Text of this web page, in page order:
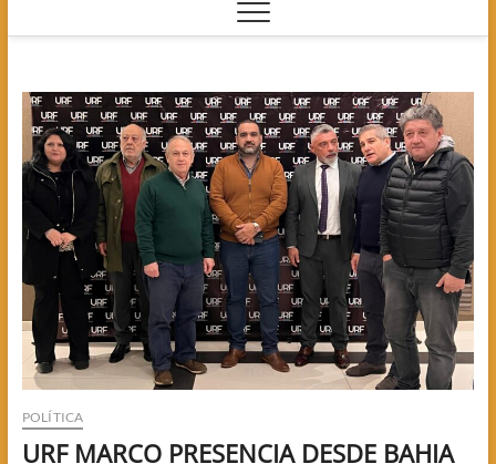
POLÍTICA
URF MARCO PRESENCIA DESDE BAHIA